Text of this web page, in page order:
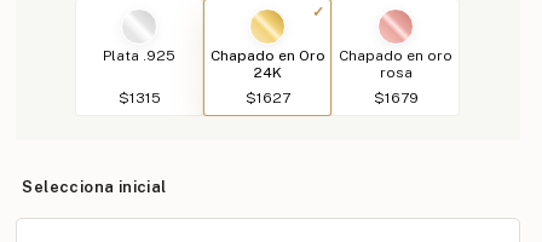
Plata .925
$1315
Chapado en Oro
24K
$1627
Chapado en oro
rosa
$1679
Selecciona inicial